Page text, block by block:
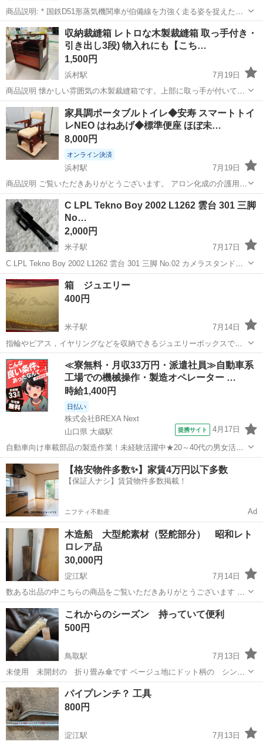
商品説明: * 国鉄D51形蒸気機関車が伯備線を力強く走る姿を捉えた、
迫力のある大判写真です。 * 白黒写真ならではの重厚感と、蒸気機関
車の力強さが伝わってきます。 * サイズは幅119.5cm、高さ80.5...
鳥取 鳥取市 浜村駅 その他 蒸気機関車
収納裁縫箱 レトロな木製裁縫箱 取っ手付き・
引き出し3段) 物入れにも【こち…
1,500円
浜村駅
7月19日
商品説明 懐かしい雰囲気の木製裁縫箱です。上部に取っ手が付いてい
るので、持ち運びも簡単です。 引き出しが3段あり、細かい裁縫道具
や小物類をすっきりと収納できます。右側には深めのスペースがあ
り、ハサミや糸巻きなども立て...
鳥取 鳥取市 浜村駅 その他 裁縫箱
家具調ポータブルトイレ◆安寿 スマートトイ
レNEO はねあげ◆標準便座 ほぼ未…
8,000円
オンライン決済
浜村駅
7月19日
商品説明 ご覧いただきありがとうございます。 ​アロン化成の介護用ポ
ータブルトイレ「安寿 家具調スマートトイレ NEO はねあげ」です。
木製で家具のようなデザインのため、お部屋の雰囲気を損なわず設置
いただけます。...
鳥取 鳥取市
C LPL Tekno Boy 2002 L1262 雲台 301 三脚
No…
2,000円
米子駅
7月17日
C LPL Tekno Boy 2002 L1262 雲台 301 三脚 No.02 カメラスタンド 3
脚です。 脚の長さは調節できます。
鳥取 米子市 その他
箱 ジュエリー
400円
米子駅
7月14日
指輪やピアス，イヤリングなどを収納できるジュエリーボックスです
リボン付きの白い箱に入っています
鳥取 米子市 米子駅 その他 ジュエリーボックス
≪寮無料・月収33万円・派遣社員≫自動車系
工場での機械操作・製造オペレーター …
時給1,400円
日払い
株式会社BREXA Next
山口県 大歳駅
提携サイト 4月17日
自動車向け車載部品の製造作業！未経験活躍中★20～40代の男女活躍
中！友達同士での応募OK！備品付きワンルーム寮費無料！赴任旅費会
社負担！生活支援物資事前対応可◎格安食堂利用可！年間休日135日
♪《山口県山口市》 人気の工...
山口 山口市 大歳駅 その他
【格安物件多数✨】家賃4万円以下多数
【保証人ナシ】賃貸物件多数掲載！
ニフティ不動産 Ad
木造船 大型舵素材（竪舵部分） 昭和レト
ロレア品
30,000円
淀江駅
7月14日
数ある出品の中こちらの商品をご覧いただきありがとうございます ＊
土曜日の午前中は事前にご連絡を頂けましたら対応するように致しま
す 土曜日の午後、日曜日、祝日は対応いたしかねますのでよろしくお
願いいたします。 ＊仕事...
鳥取 米子市 淀江駅
これからのシーズン 持っていて便利
500円
鳥取駅
7月13日
未使用 未開封の 折り畳み傘です ベージュ地にドット柄の シンプ
ルデザイン これからのシーズン 突然の雨に 便利だと思います
鳥取 鳥取市 鳥取駅 その他 ベージュ
パイプレンチ？ 工具
800円
淀江駅
7月13日